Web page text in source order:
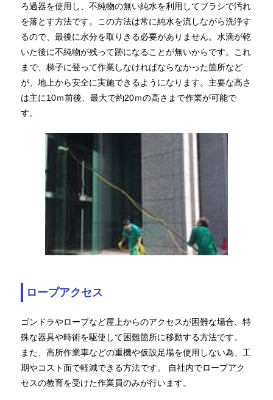
ろ過器を使用し、不純物の無い純水を利用してブラシで汚れ
を落とす方法です。この方法は常に純水を流しながら洗浄す
るので、最後に水分を取りきる必要がありません。水滴が乾
いた後に不純物が残って跡になることが無いからです。これ
まで、梯子に登って作業しなければならなかった箇所など
が、地上から安全に実施できるようになります。主要な高さ
は主に10ｍ前後、最大で約20ｍの高さまで作業が可能で
す。
ロープアクセス
ゴンドラやロープなど屋上からのアクセスが困難な場合、特
殊な器具や時術を駆使して困難箇所に移動する方法です。
また、高所作業車などの重機や仮設足場を使用しない為、工
期やコスト面で軽減できる方法です。 自社内でロープアク
セスの教育を受けた作業員のみが行います。